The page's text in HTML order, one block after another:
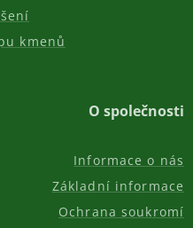
kmenů
O společnosti
Informace o nás
Základní informace
Ochrana soukromí